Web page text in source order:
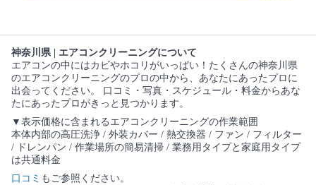
神奈川県 | エアコンクリーニングについて
エアコンの中にはカビやホコリがいっぱい！たくさんの神奈川県
のエアコンクリーニングのプロの中から、あなたにあったプロに
出会ってください。 口コミ・写真・スケジュール・料金からあな
たにあったプロがきっと見つかります。
▼表示価格に含まれるエアコンクリーニングの作業範囲
本体内部の高圧洗浄 / 外装カバー / 熱交換器 / ファン / フィルター
/ ドレンパン / 作業場所の簡易清掃 / 業務用タイプと家庭用タイプ
は共通料金
口コミ もご参照ください。